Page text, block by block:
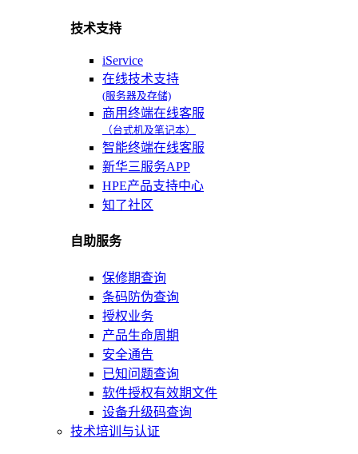
技术支持
iService
在线技术支持
(服务器及存储)
商用终端在线客服
（台式机及笔记本）
智能终端在线客服
新华三服务APP
HPE产品支持中心
知了社区
自助服务
保修期查询
条码防伪查询
授权业务
产品生命周期
安全通告
已知问题查询
软件授权有效期文件
设备升级码查询
技术培训与认证